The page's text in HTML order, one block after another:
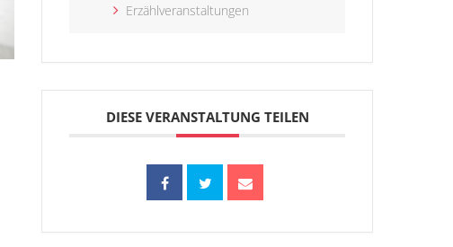
Erzählveranstaltungen
DIESE VERANSTALTUNG TEILEN